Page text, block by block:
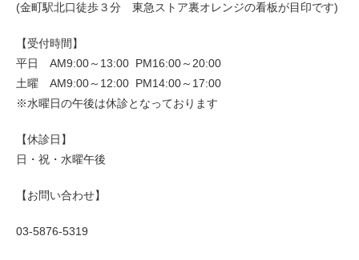
(金町駅北口徒歩３分 東急ストア裏オレンジの看板が目印です)
【受付時間】
平日 AM9:00～13:00 PM16:00～20:00
土曜 AM9:00～12:00 PM14:00～17:00
※水曜日の午後は休診となっております
【休診日】
日・祝・水曜午後
【お問い合わせ】
03-5876-5319